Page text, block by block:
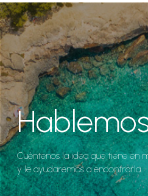
Cuéntenos la idea que tiene en
y le ayudaremos a encontrarla.